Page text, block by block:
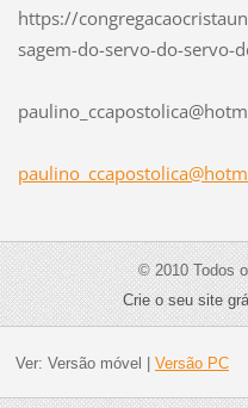
https://
sagem-do-servo-do-servo-
paulino_ ccapostolica@hot
© 2010 Todos
Crie o seu site
Ver: Versão móvel Versão PC